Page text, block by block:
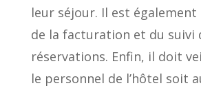
leur séjour. Il est
de la facturation et du suivi
réservations. Enfin, il doit
le personnel de l’hôtel soit